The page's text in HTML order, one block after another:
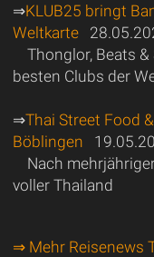
⇒KLUB25 bringt
Weltkarte
Thonglor, Beats
besten Clubs der
⇒Thai Street Food
Böblingen
Nach
voller Thailand
⇒ Mehr Reisenews